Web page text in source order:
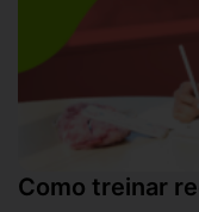
Como treinar